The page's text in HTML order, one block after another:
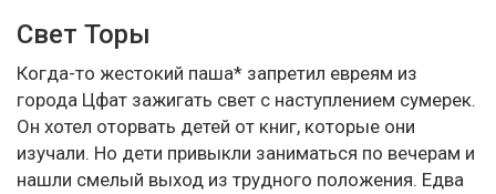
Свет Торы
Когда-то жестокий паша* запретил евреям из
города Цфат зажигать свет с наступлением сумерек.
Он хотел оторвать детей от книг, которые они
изучали. Но дети привыкли заниматься по вечерам и
нашли смелый выход из трудного положения. Едва